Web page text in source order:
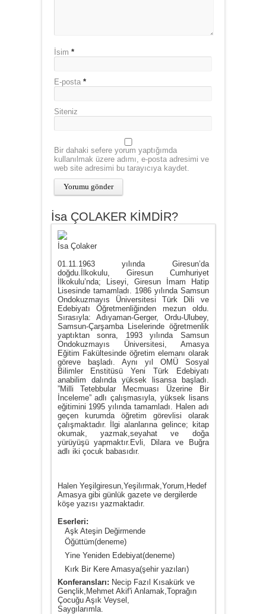
İsim *
E-posta *
Siteniz
Bir dahaki sefere yorum yaptığımda
kullanılmak üzere adımı, e-posta adresimi ve
web site adresimi bu tarayıcıya kaydet.
İsa ÇOLAKER KİMDİR?
İsa Çolaker
01.11.1963 yılında Giresun’da
doğdu.İlkokulu, Giresun Cumhuriyet
İlkokulu’nda; Liseyi, Giresun İmam Hatip
Lisesinde tamamladı. 1986 yılında Samsun
Ondokuzmayıs Üniversitesi Türk Dili ve
Edebiyatı Öğretmenliğinden mezun oldu.
Sırasıyla: Adıyaman-Gerger, Ordu-Ulubey,
Samsun-Çarşamba Liselerinde öğretmenlik
yaptıktan sonra, 1993 yılında Samsun
Ondokuzmayıs Üniversitesi, Amasya
Eğitim Fakültesinde öğretim elemanı olarak
göreve başladı. Aynı yıl OMÜ Sosyal
Bilimler Enstitüsü Yeni Türk Edebiyatı
anabilim dalında yüksek lisansa başladı.
”Milli Tetebbular Mecmuası Üzerine Bir
İnceleme” adlı çalışmasıyla, yüksek lisans
eğitimini 1995 yılında tamamladı. Halen adı
geçen kurumda öğretim görevlisi olarak
çalışmaktadır. İlgi alanlarına gelince; kitap
okumak, yazmak,seyahat ve doğa
yürüyüşü yapmaktır.Evli, Dilara ve Buğra
adlı iki çocuk babasıdır.
Halen Yeşilgiresun,Yeşilırmak,Yorum,Hedef
Amasya gibi günlük gazete ve dergilerde
köşe yazısı yazmaktadır.
Eserleri:
Aşk Ateşin Değirmende
Öğüttüm(deneme)
Yine Yeniden Edebiyat(deneme)
Kırk Bir Kere Amasya(şehir yazıları)
Konferansları: Necip Fazıl Kısakürk ve
Gençlik,Mehmet Akif'i Anlamak,Toprağın
Çocuğu Aşık Veysel,
Saygılarımla.